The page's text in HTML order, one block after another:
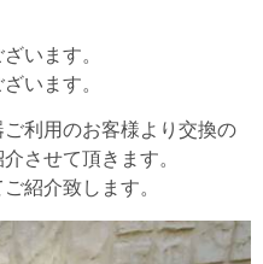
います。
います。
利用のお客様より交換の
させて頂きます。
紹介致します。